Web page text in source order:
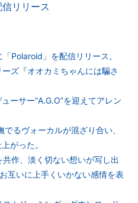
リリース
Polaroid」を配信リリース。
ズ『オオカミちゃんには騙さ
ーサー”A.G.O”を迎えてアレン
るヴォーカルが混ざり合い、
がった。
作、淡く切ない想いが写し出
互いに上手くいかない感情を表